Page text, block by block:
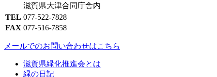
滋賀県大津合同庁舎内
TEL 077-522-7828
FAX 077-516-7858
メールでのお問い合わせはこちら
滋賀県緑化推進会とは
緑の日記